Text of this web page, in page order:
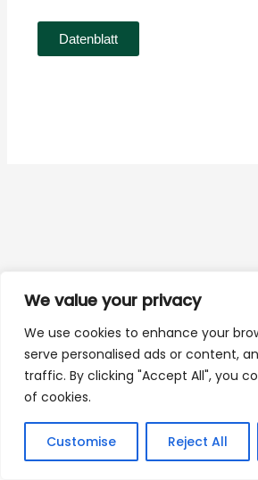
We value your privacy
We use cookies to enhance your
serve personalised ads or content,
traffic. By clicking "Accept All", you
of cookies.
Customise Reject All
Datenblatt
SKVTechnik
Produkte
Urheberrecht © 2026